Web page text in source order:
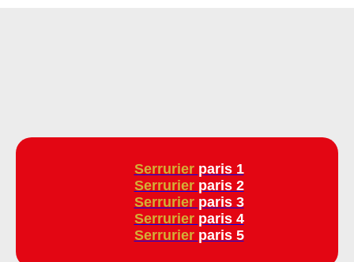
Serrurier paris 1
Serrurier paris 2
Serrurier paris 3
Serrurier paris 4
Serrurier paris 5